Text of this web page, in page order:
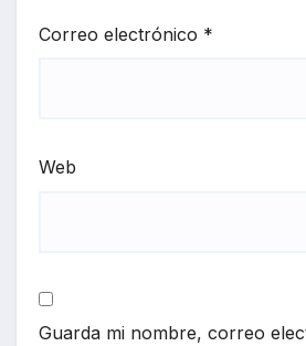
Correo electrónico *
Web
Guarda mi nombre, correo